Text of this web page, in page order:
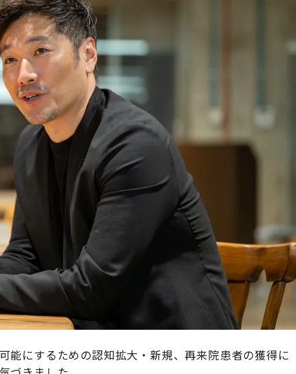
能にするための認知拡大・新規、再来院患者の獲得に